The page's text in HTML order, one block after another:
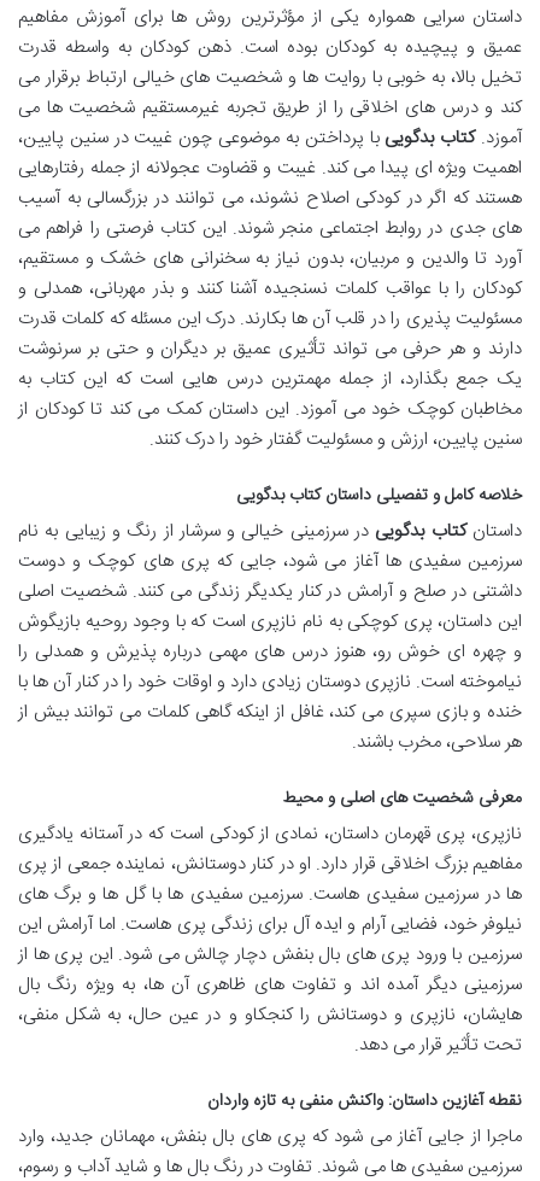
داستان سرایی همواره یکی از مؤثرترین روش ها برای آموزش مفاهیم
عمیق و پیچیده به کودکان بوده است. ذهن کودکان به واسطه قدرت
تخیل بالا، به خوبی با روایت ها و شخصیت های خیالی ارتباط برقرار می
کند و درس های اخلاقی را از طریق تجربه غیرمستقیم شخصیت ها می
آموزد.کتاب بدگویی با پرداختن به موضوعی چون غیبت در سنین پایین،
اهمیت ویژه ای پیدا می کند. غیبت و قضاوت عجولانه از جمله رفتارهایی
هستند که اگر در کودکی اصلاح نشوند، می توانند در بزرگسالی به آسیب
های جدی در روابط اجتماعی منجر شوند. این کتاب فرصتی را فراهم می
آورد تا والدین و مربیان، بدون نیاز به سخنرانی های خشک و مستقیم،
کودکان را با عواقب کلمات نسنجیده آشنا کنند و بذر مهربانی، همدلی و
مسئولیت پذیری را در قلب آن ها بکارند. درک این مسئله که کلمات قدرت
دارند و هر حرفی می تواند تأثیری عمیق بر دیگران و حتی بر سرنوشت
یک جمع بگذارد، از جمله مهمترین درس هایی است که این کتاب به
مخاطبان کوچک خود می آموزد. این داستان کمک می کند تا کودکان از
سنین پایین، ارزش و مسئولیت گفتار خود را درک کنند.
خلاصه کامل و تفصیلی داستان کتاب بدگویی
داستانکتاب بدگویی در سرزمینی خیالی و سرشار از رنگ و زیبایی به نام
سرزمین سفیدی ها آغاز می شود، جایی که پری های کوچک و دوست
داشتنی در صلح و آرامش در کنار یکدیگر زندگی می کنند. شخصیت اصلی
این داستان، پری کوچکی به نام نازپری است که با وجود روحیه بازیگوش
و چهره ای خوش رو، هنوز درس های مهمی درباره پذیرش و همدلی را
نیاموخته است. نازپری دوستان زیادی دارد و اوقات خود را در کنار آن ها با
خنده و بازی سپری می کند، غافل از اینکه گاهی کلمات می توانند بیش از
هر سلاحی، مخرب باشند.
معرفی شخصیت های اصلی و محیط
نازپری، پری قهرمان داستان، نمادی از کودکی است که در آستانه یادگیری
مفاهیم بزرگ اخلاقی قرار دارد. او در کنار دوستانش، نماینده جمعی از پری
ها در سرزمین سفیدی هاست. سرزمین سفیدی ها با گل ها و برگ های
نیلوفر خود، فضایی آرام و ایده آل برای زندگی پری هاست. اما آرامش این
سرزمین با ورود پری های بال بنفش دچار چالش می شود. این پری ها از
سرزمینی دیگر آمده اند و تفاوت های ظاهری آن ها، به ویژه رنگ بال
هایشان، نازپری و دوستانش را کنجکاو و در عین حال، به شکل منفی،
تحت تأثیر قرار می دهد.
نقطه آغازین داستان: واکنش منفی به تازه واردان
ماجرا از جایی آغاز می شود که پری های بال بنفش، مهمانان جدید، وارد
سرزمین سفیدی ها می شوند. تفاوت در رنگ بال ها و شاید آداب و رسوم،